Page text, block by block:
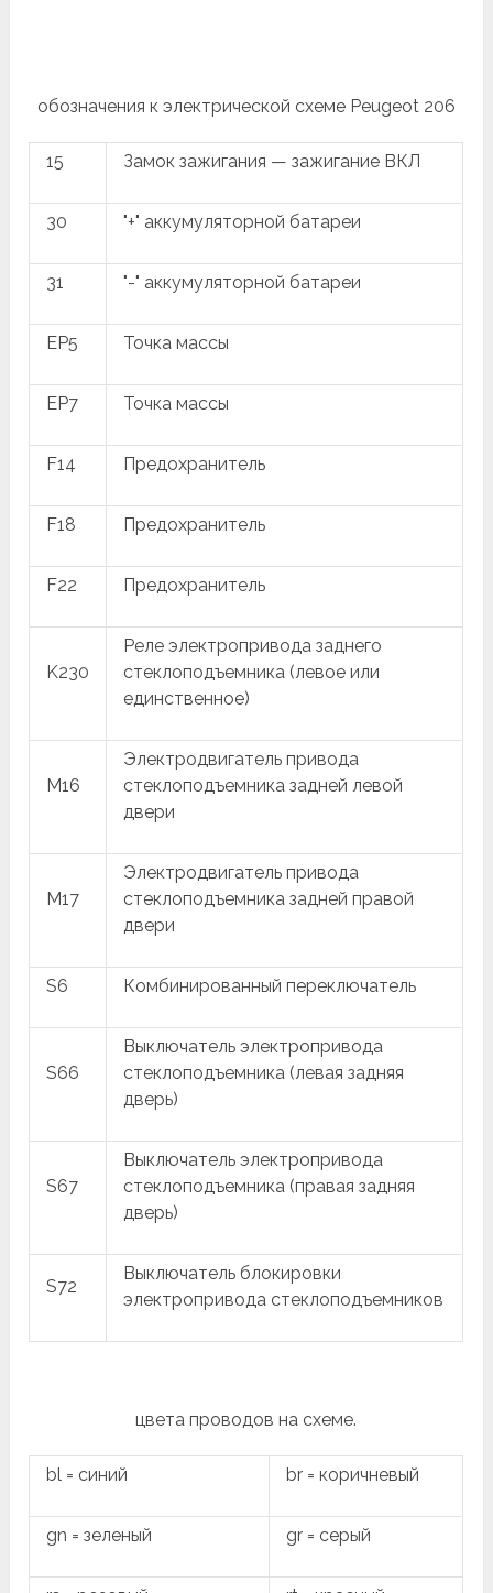
обозначения к электрической схеме Peugeot 206
15 Замок зажигания — зажигание ВКЛ
30 "+" аккумуляторной батареи
31 "-" аккумуляторной батареи
EP5 Точка массы
EP7 Точка массы
F14 Предохранитель
F18 Предохранитель
F22 Предохранитель
K230
Реле электропривода заднего
стеклоподъемника (левое или
единственное)
M16
Электродвигатель привода
стеклоподъемника задней левой
двери
M17
Электродвигатель привода
стеклоподъемника задней правой
двери
S6 Комбинированный переключатель
S66
Выключатель электропривода
стеклоподъемника (левая задняя
дверь)
S67
Выключатель электропривода
стеклоподъемника (правая задняя
дверь)
S72
Выключатель блокировки
электропривода стеклоподъемников
цвета проводов на схеме.
bl = синий br = коричневый
gn = зеленый gr = серый